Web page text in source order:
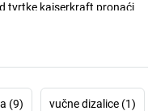
tvrtke kaiserkraft pronaći
području.
(9) vučne dizalice (1)